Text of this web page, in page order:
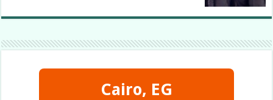
Cairo, EG